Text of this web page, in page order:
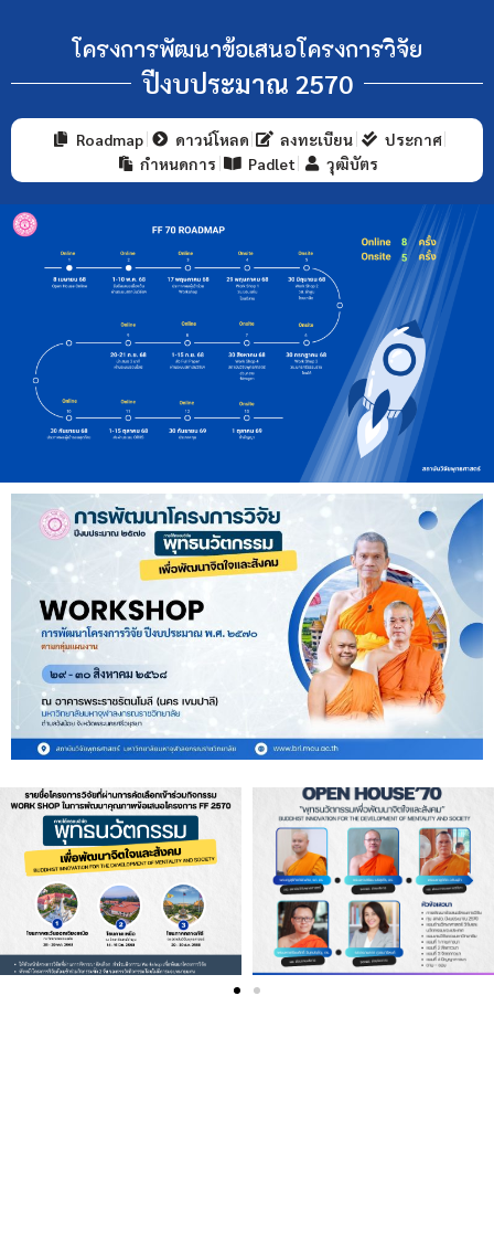
โครงการพัฒนาข้อเสนอโครงการวิจัย
ปีงบประมาณ 2570
Roadmap ดาวน์โหลด ลงทะเบียน
ประกาศ
กำหนดการ
Padlet วุฒิบัตร